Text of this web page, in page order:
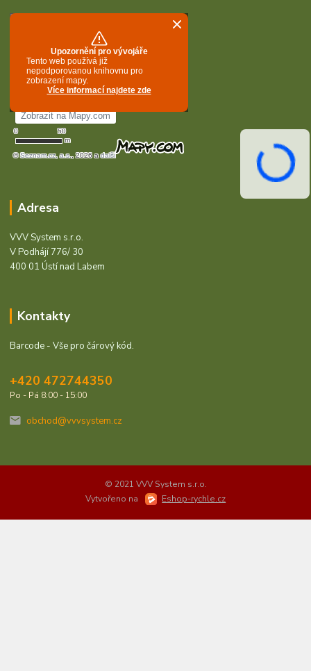
Adresa
VVV System s.r.o.
V Podhájí 776/ 30
400 01 Ústí nad Labem
Kontakty
Barcode - Vše pro čárový kód.
+420 472744350
Po - Pá 8:00 - 15:00
obchod@vvvsystem.cz
© 2021 VVV System s.r.o.
Vytvořeno na
Eshop-rychle.cz